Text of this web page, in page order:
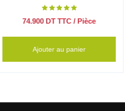
74.900 DT TTC / Pièce
Ajouter au panier